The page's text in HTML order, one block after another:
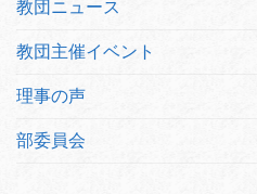
教団ニュース
教団主催イベント
理事の声
部委員会